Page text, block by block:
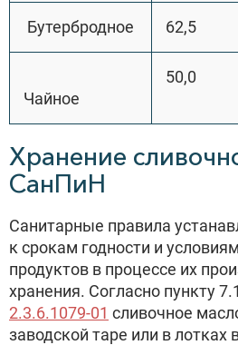
Бутербродное 62,5
Чайное
50,0
Хранение
СанПиН
Санитарные правила
к срокам годности и
продуктов в процессе их
хранения. Согласно пункту
2.3.6.1079-01 сливочное
заводской таре или в лотках